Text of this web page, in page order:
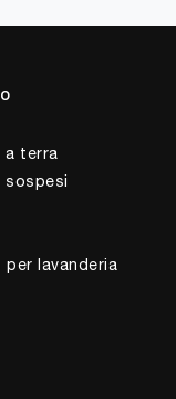
a terra
sospesi
per lavanderia